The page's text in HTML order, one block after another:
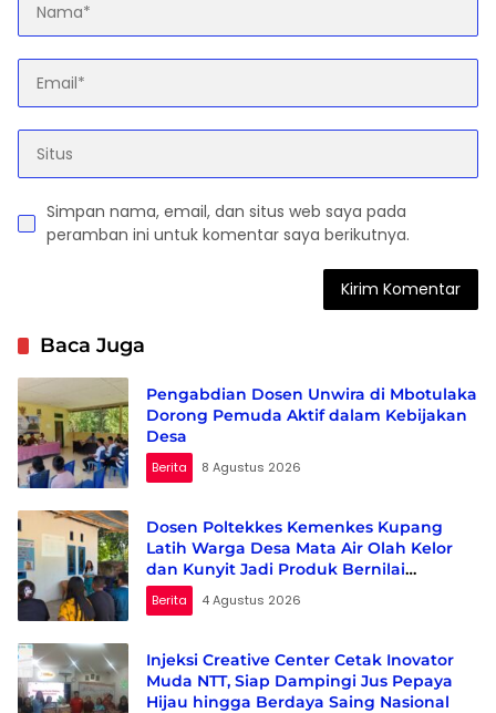
Simpan nama, email, dan situs web saya pada
peramban ini untuk komentar saya berikutnya.
Baca Juga
Pengabdian Dosen Unwira di Mbotulaka
Dorong Pemuda Aktif dalam Kebijakan
Desa
Berita 8 Agustus 2026
Dosen Poltekkes Kemenkes Kupang
Latih Warga Desa Mata Air Olah Kelor
dan Kunyit Jadi Produk Bernilai
Ekonomi
Berita 4 Agustus 2026
Injeksi Creative Center Cetak Inovator
Muda NTT, Siap Dampingi Jus Pepaya
Hijau hingga Berdaya Saing Nasional